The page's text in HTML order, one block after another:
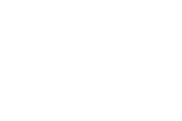
В ЖИРНОВСКОМ ЭКОПАРКЕ